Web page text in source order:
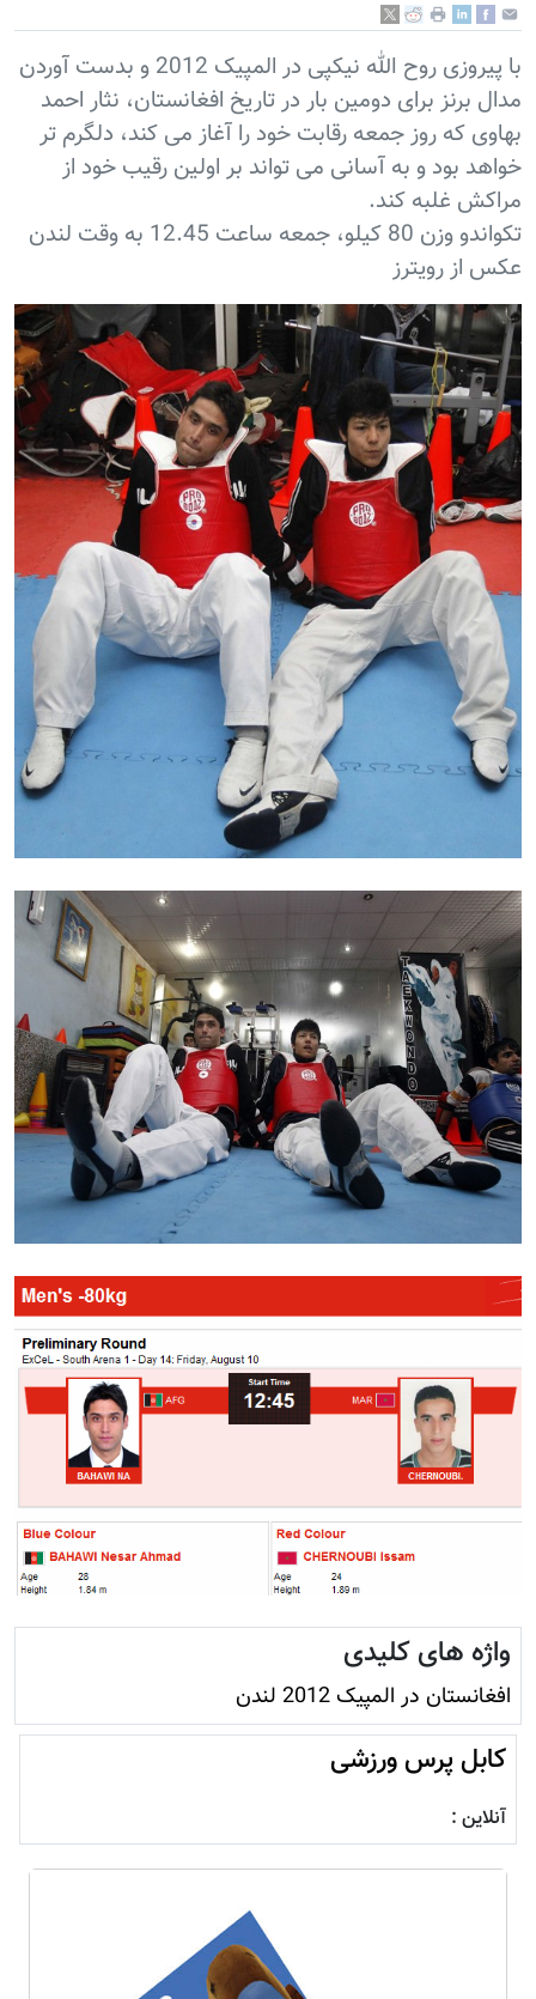
با پیروزی روح الله نیکپی در المپیک 2012 و بدست آوردن
مدال برنز برای دومین بار در تاریخ افغانستان، نثار احمد
بهاوی که روز جمعه رقابت خود را آغاز می کند، دلگرم تر
خواهد بود و به آسانی می تواند بر اولین رقیب خود از
مراکش غلبه کند.
تکواندو وزن 80 کیلو، جمعه ساعت 12.45 به وقت لندن
عکس از رویترز
واژه های کلیدی
افغانستان در المپیک 2012 لندن
کابل پرس ورزشی
آنلاین :